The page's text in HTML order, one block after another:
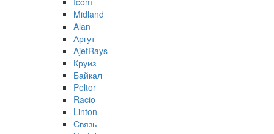
Midland
Alan
Аргут
AjetRays
Круиз
Байкал
Peltor
Racio
Linton
Связь